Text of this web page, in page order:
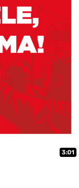
3:01